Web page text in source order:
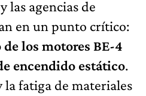
las agencias de
en un punto crítico:
los motores BE-4
encendido estático.
fatiga de materiales